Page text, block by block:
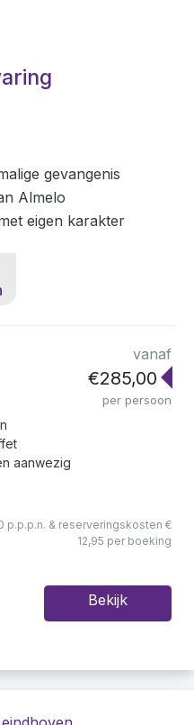
gevangenis
Almelo
eigen karakter
vanaf
€285,00
per persoon
aanwezig
p.p.p.n. & reserveringskosten €
12,95 per boeking
Bekijk